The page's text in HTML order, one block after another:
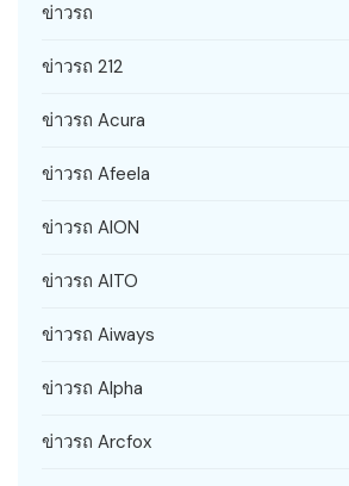
ข่าวรถ
ข่าวรถ 212
ข่าวรถ Acura
ข่าวรถ Afeela
ข่าวรถ AION
ข่าวรถ AITO
ข่าวรถ Aiways
ข่าวรถ Alpha
ข่าวรถ Arcfox